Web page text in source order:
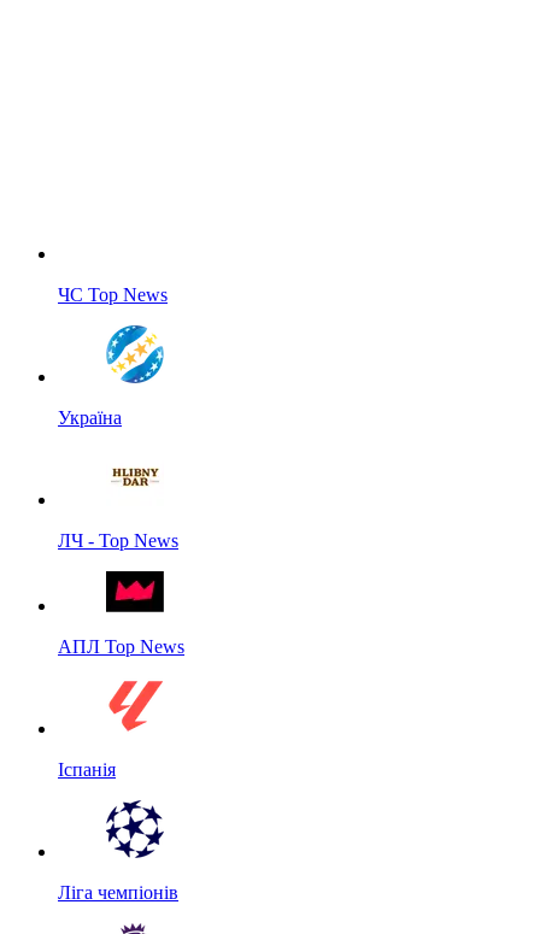
ЧС Top News
Україна
ЛЧ - Top News
АПЛ Top News
Іспанія
Ліга чемпіонів